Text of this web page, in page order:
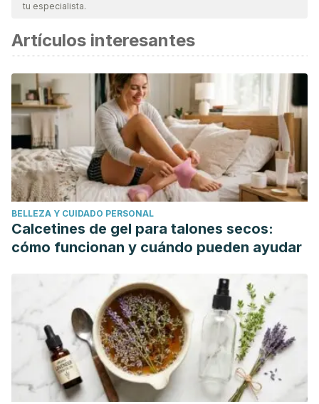
tu especialista.
Artículos interesantes
BELLEZA Y CUIDADO PERSONAL
Calcetines de gel para talones secos:
cómo funcionan y cuándo pueden ayudar